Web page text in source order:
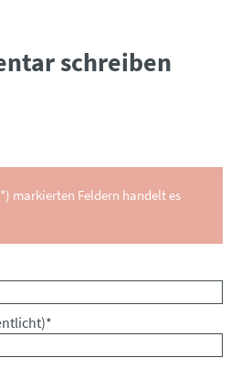
schreiben
markierten Feldern handelt es
*